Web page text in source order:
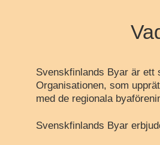
Svenskfinlands Byar är ett
Organisationen, som
med de regionala
Svenskfinlands Byar